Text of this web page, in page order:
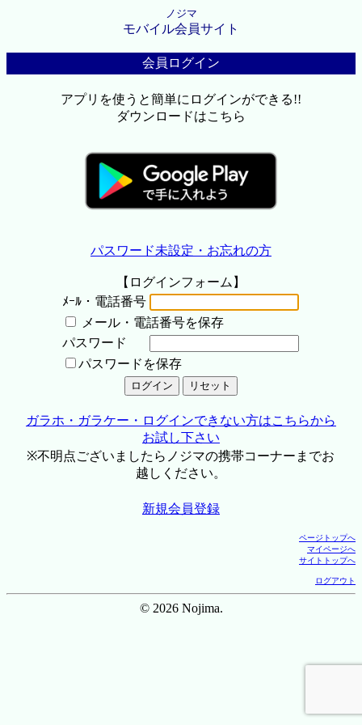
ノジマ
モバイル会員サイト
会員ログイン
アプリを使うと簡単にログインができる!!
ダウンロードはこちら
パスワード未設定・お忘れの方
【ログインフォーム】
ﾒｰﾙ・電話番号
メール・電話番号を保存
パスワード
パスワードを保存
ガラホ・ガラケー・ログインできない方はこちらから
お試し下さい
※不明点ございましたらノジマの携帯コーナーまでお
越しください。
新規会員登録
ページトップへ
マイページへ
サイトトップへ
ログアウト
© 2026 Nojima.